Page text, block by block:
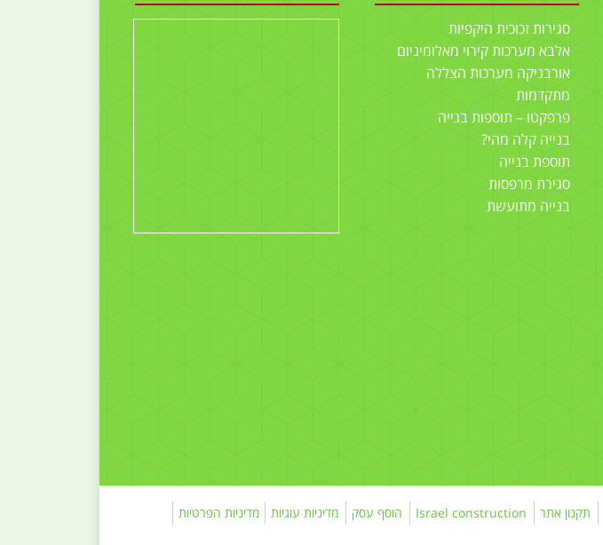
סגירות זכוכית היקפיות
אלבא מערכות קירוי מאלומיניום
אורבניקה מערכות הצללה
מתקדמות
פרפקטו – תוספות בנייה
בנייה קלה מהי?
תוספת בנייה
סגירת מרפסות
בנייה מתועשת
תקנון אתר Israel construction הוסף עסק מדיניות עוגיות מדיניות הפרטיות